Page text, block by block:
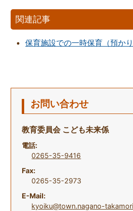
関連記事
保育施設での一時保育（預か
お問い合わせ
教育委員会 こども未来係
電話:
0265-35-9416
Fax:
0265-35-2973
E-Mail:
kyoiku@town.nagano-